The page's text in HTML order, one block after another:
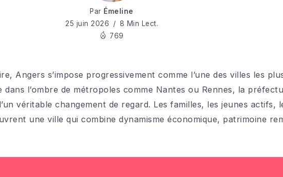
Par Émeline
25 juin 2026
8 Min Lect.
769
Angers s’impose progressivement comme l’une des villes les
dans l’ombre de métropoles comme Nantes ou Rennes, la
véritable changement de regard. Les familles, les jeunes actifs,
une ville qui combine dynamisme économique, patrimoine